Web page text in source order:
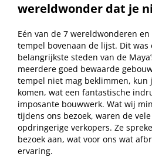
wereldwonder dat je
Eén van de 7 wereldwonderen
tempel bovenaan de lijst. Dit was
belangrijkste steden van de
meerdere goed bewaarde
tempel niet mag beklimmen, kun
komen, wat een fantastische
imposante bouwwerk. Wat wij
tijdens ons bezoek, waren de
opdringerige verkopers. Ze
bezoek aan, wat voor ons wat
ervaring.